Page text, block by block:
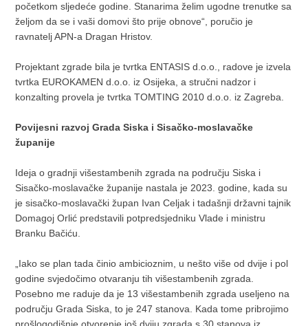
početkom sljedeće godine. Stanarima želim ugodne trenutke sa
željom da se i vaši domovi što prije obnove“, poručio je
ravnatelj APN-a Dragan Hristov.
Projektant zgrade bila je tvrtka ENTASIS d.o.o., radove je izvela
tvrtka EUROKAMEN d.o.o. iz Osijeka, a stručni nadzor i
konzalting provela je tvrtka TOMTING 2010 d.o.o. iz Zagreba.
Povijesni razvoj Grada Siska i Sisačko-moslavačke
županije
Ideja o gradnji višestambenih zgrada na području Siska i
Sisačko-moslavačke županije nastala je 2023. godine, kada su
je sisačko-moslavački župan Ivan Celjak i tadašnji državni tajnik
Domagoj Orlić predstavili potpredsjedniku Vlade i ministru
Branku Bačiću.
„Iako se plan tada činio ambicioznim, u nešto više od dvije i pol
godine svjedočimo otvaranju tih višestambenih zgrada.
Posebno me raduje da je 13 višestambenih zgrada useljeno na
području Grada Siska, to je 247 stanova. Kada tome pribrojimo